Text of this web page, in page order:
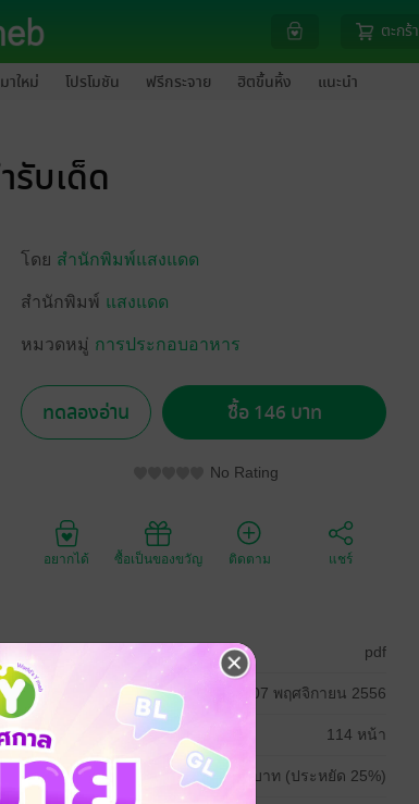
ตะกร้า
มาใหม่ โปรโมชัน ฟรีกระจาย ฮิตขึ้นหิ้ง แนะนำ
รับเด็ด
โดย สำนักพิมพ์แสงแดด
สำนักพิมพ์ แสงแดด
หมวดหมู่ การประกอบอาหาร
ทดลองอ่าน ซื้อ 146 บาท
No Rating
อยากได้ ซื้อเป็นของขวัญ ติดตาม แชร์
pdf
วันที่วางขาย 07 พฤศจิกายน 2556
ความยาว 114 หน้า
ราคาปก 195 บาท (ประหยัด 25%)